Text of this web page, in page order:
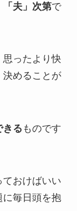
「夫」次第で
ったより快
めることが
きるものです
おけばいい
に毎日頭を抱